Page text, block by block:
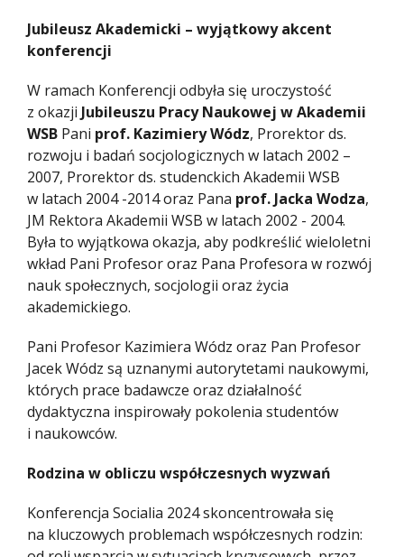
Jubileusz Akademicki – wyjątkowy akcent
konferencji
W ramach Konferencji odbyła się uroczystość
z okazji Jubileuszu Pracy Naukowej w Akademii
WSB Pani prof. Kazimiery Wódz, Prorektor ds.
rozwoju i badań socjologicznych w latach 2002 –
2007, Prorektor ds. studenckich Akademii WSB
w latach 2004 -2014 oraz Pana prof. Jacka Wodza,
JM Rektora Akademii WSB w latach 2002 - 2004.
Była to wyjątkowa okazja, aby podkreślić wieloletni
wkład Pani Profesor oraz Pana Profesora w rozwój
nauk społecznych, socjologii oraz życia
akademickiego.
Pani Profesor Kazimiera Wódz oraz Pan Profesor
Jacek Wódz są uznanymi autorytetami naukowymi,
których prace badawcze oraz działalność
dydaktyczna inspirowały pokolenia studentów
i naukowców.
Rodzina w obliczu współczesnych wyzwań
Konferencja Socialia 2024 skoncentrowała się
na kluczowych problemach współczesnych rodzin: